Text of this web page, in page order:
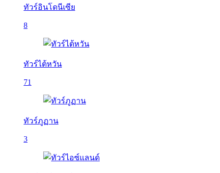
ทัวร์อินโดนีเซีย
8
ทัวร์ไต้หวัน
71
ทัวร์ภูฏาน
3